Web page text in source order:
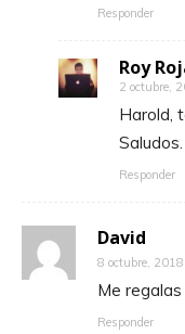
Responder
Roy
2 octubre,
Harold,
Saludos.
Responder
David
8 octubre,
Me
Responder